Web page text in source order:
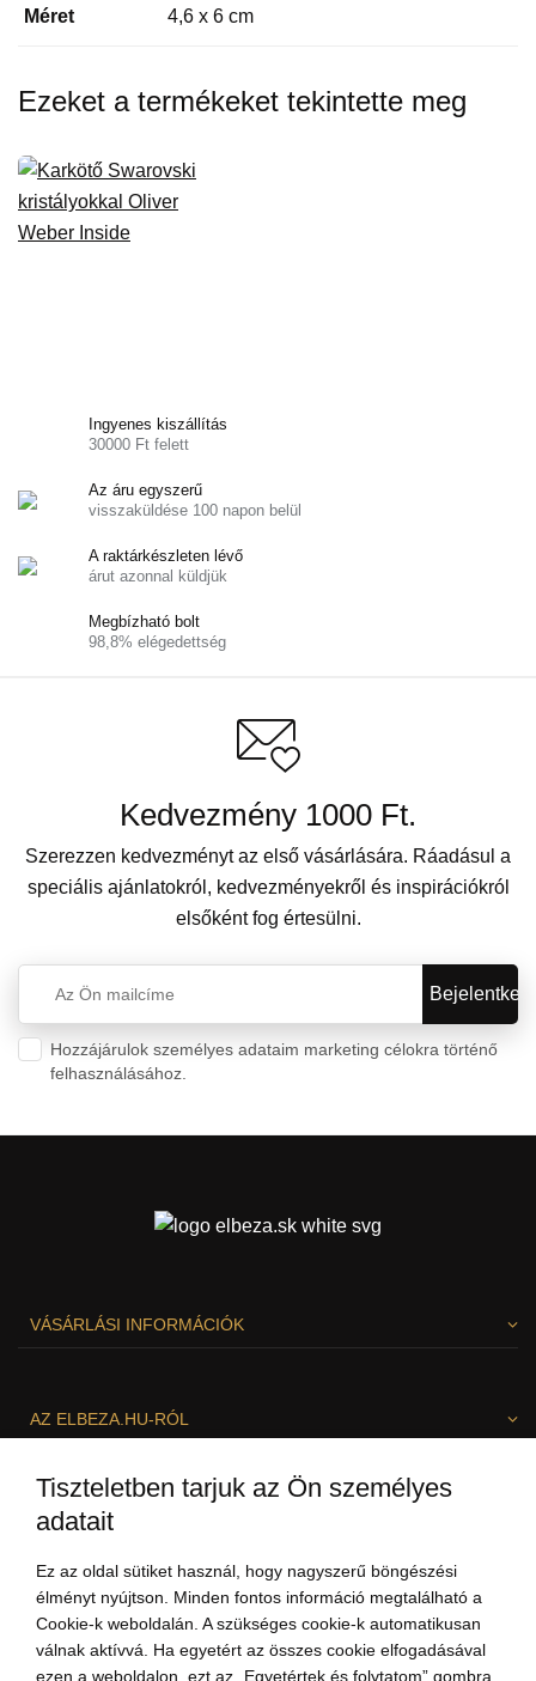
Méret 4,6 x 6 cm
Ezeket a termékeket tekintette meg
Ingyenes kiszállítás
30000 Ft felett
Az áru egyszerű
visszaküldése 100 napon belül
A raktárkészleten lévő
árut azonnal küldjük
Megbízható bolt
98,8% elégedettség
Kedvezmény 1000 Ft.
Szerezzen kedvezményt az első vásárlására. Ráadásul a
speciális ajánlatokról, kedvezményekről és inspirációkról
elsőként fog értesülni.
Hozzájárulok személyes adataim marketing célokra történő
felhasználásához.
VÁSÁRLÁSI INFORMÁCIÓK
AZ ELBEZA.HU-RÓL
Tiszteletben tarjuk az Ön személyes
adatait
Ez az oldal sütiket használ, hogy nagyszerű böngészési
élményt nyújtson. Minden fontos információ megtalálható a
Cookie-k weboldalán. A szükséges cookie-k automatikusan
válnak aktívvá. Ha egyetért az összes cookie elfogadásával
ezen a weboldalon, ezt az „Egyetértek és folytatom” gombra